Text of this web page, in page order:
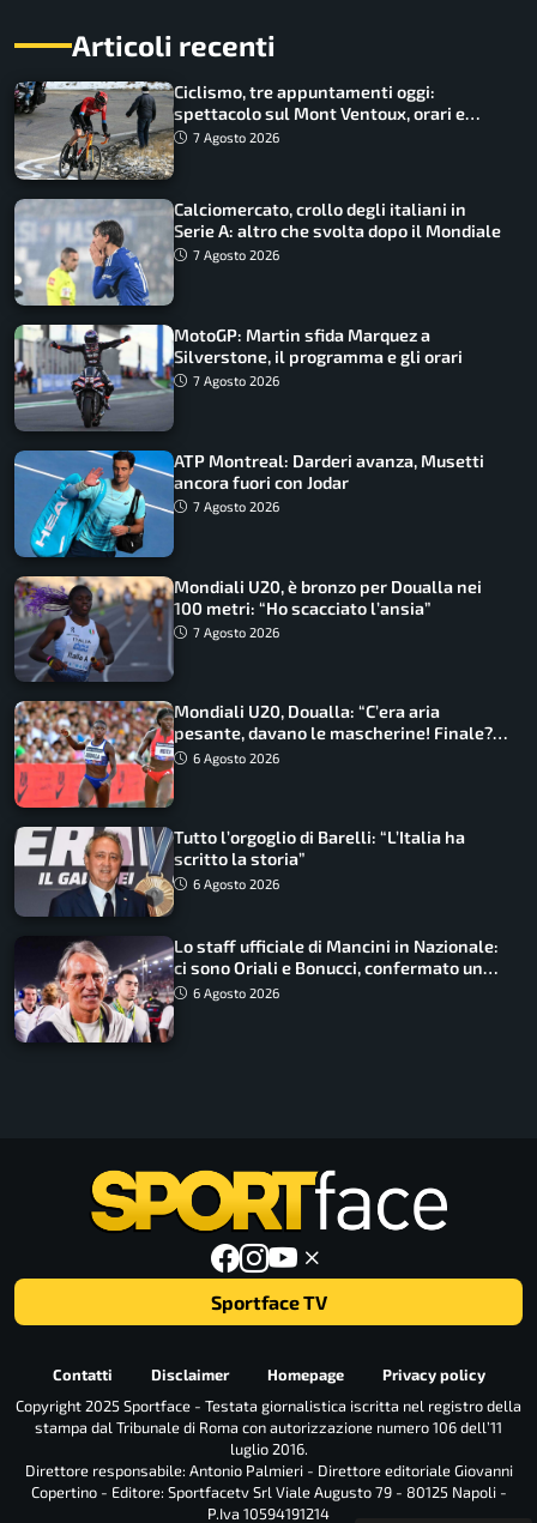
Articoli recenti
Ciclismo, tre appuntamenti oggi:
spettacolo sul Mont Ventoux, orari e
come vederli
7 Agosto 2026
Calciomercato, crollo degli italiani in
Serie A: altro che svolta dopo il Mondiale
7 Agosto 2026
MotoGP: Martin sfida Marquez a
Silverstone, il programma e gli orari
7 Agosto 2026
ATP Montreal: Darderi avanza, Musetti
ancora fuori con Jodar
7 Agosto 2026
Mondiali U20, è bronzo per Doualla nei
100 metri: “Ho scacciato l’ansia”
7 Agosto 2026
Mondiali U20, Doualla: “C’era aria
pesante, davano le mascherine! Finale?
Non ho nulla da perdere”
6 Agosto 2026
Tutto l’orgoglio di Barelli: “L’Italia ha
scritto la storia”
6 Agosto 2026
Lo staff ufficiale di Mancini in Nazionale:
ci sono Oriali e Bonucci, confermato un
ritorno
6 Agosto 2026
Sportface TV
Contatti Disclaimer Homepage
Privacy policy
Copyright 2025 Sportface - Testata giornalistica iscritta nel registro della
stampa dal Tribunale di Roma con autorizzazione numero 106 dell’11
luglio 2016.
Direttore responsabile: Antonio Palmieri - Direttore editoriale Giovanni
Copertino - Editore: Sportfacetv Srl Viale Augusto 79 - 80125 Napoli -
P.Iva 10594191214